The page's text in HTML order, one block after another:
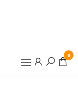
0